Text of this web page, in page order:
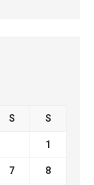
S S
1
7 8